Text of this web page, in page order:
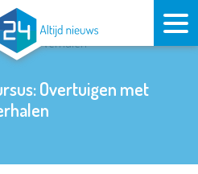
Overtuigen met